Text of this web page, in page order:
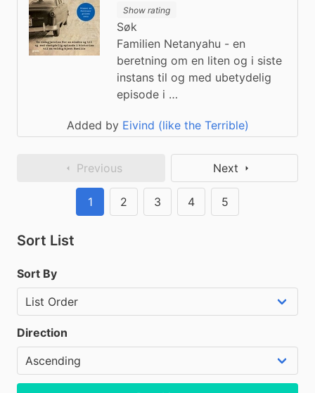
Show rating
Søk
Familien Netanyahu - en
beretning om en liten og i siste
instans til og med ubetydelig
episode i …
Added by Eivind (like the Terrible)
Previous Next
1 2 3 4 5
Sort List
Sort By
Direction